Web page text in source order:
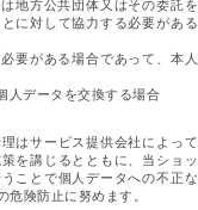
地方公共団体又はその委託を
に対して協力する必要がある
要がある場合であって、本人
人データを交換する場合
はサービス提供会社によって
を講じるとともに、当ショッ
ことで個人データへの不正な
険防止に努めます。